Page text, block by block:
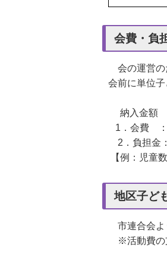
会費・負
会の運営の
会前に単位子
納入金額
1．会費 ：
2．負担金：
【例：児童
地区子ど
市連合会よ
※活動費の